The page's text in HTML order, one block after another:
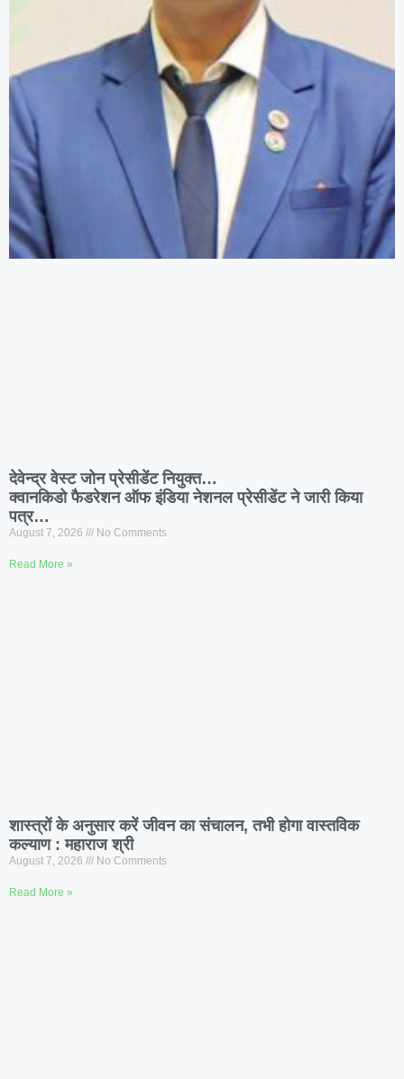
देवेन्द्र वेस्ट जोन प्रेसीडेंट नियुक्त…
क्वानकिडो फैडरेशन ऑफ इंडिया नेशनल प्रेसीडेंट ने जारी किया
पत्र…
August 7, 2026 No Comments
Read More »
शास्त्रों के अनुसार करें जीवन का संचालन, तभी होगा वास्तविक
कल्याण : महाराज श्री
August 7, 2026 No Comments
Read More »